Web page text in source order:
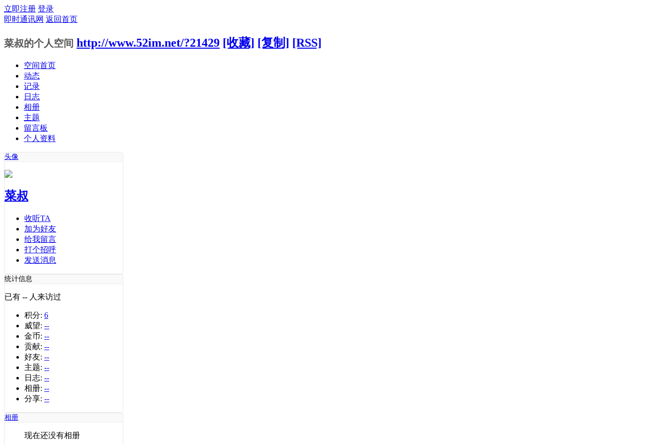
立即注册 登录
即时通讯网 返回首页
菜叔的个人空间 http://www.52im.net/?21429 [收藏] [复制] [RSS]
空间首页
动态
记录
日志
相册
主题
留言板
个人资料
头像
菜叔
收听TA
加为好友
给我留言
打个招呼
发送消息
统计信息
已有 -- 人来访过
积分: 6
威望: --
金币: --
贡献: --
好友: --
主题: --
日志: --
相册: --
分享: --
相册
现在还没有相册